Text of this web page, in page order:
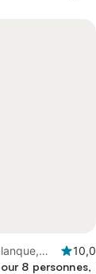
10,0
8 personnes,